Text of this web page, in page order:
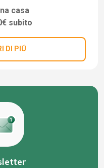
casa
subito
DI PIÚ